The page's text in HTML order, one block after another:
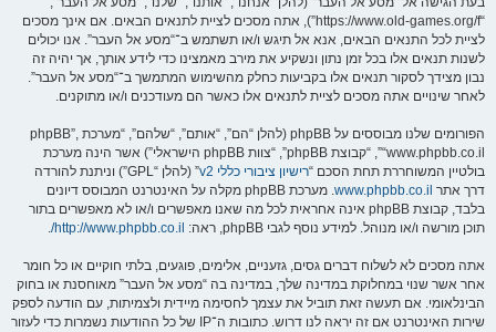
“https://www.old-games.org/f”), אתה מסכים לציית לתנאים הבאים. אם אינך מסכים
לציית לכל התנאים הבאים, אנא אל תיגש ו/או תשתמש ב־“מסע אל העבר”. אנו יכולים
לשנות תנאים אלו בכל זמן נתון ונשקיע את מירב מאמצינו כדי לידע אותך, אך יהיה זה
נבון מצידך לסקור תנאים אלו בקביעות כחלק מהשימוש המתמשך ב־“מסע אל העבר”.
לאחר שינויים אתה מסכים לציית לתנאים אלו כאשר הם מעודכנים ו/או מתוקנים.
הפורומים שלנו מבוססים על phpBB (להלן “הם”, “אותם”, “שלהם”, “מערכת phpBB”,
“www.phpbb.co.il”, “קבוצת phpBB”, “צוות phpBB הישראלי”) אשר הינה מערכת
בולטיין המשוחררת תחת הסכם “רישיון ציבורי כללי v2
” (להלן “GPL”) וניתנת להורדה
דרך אתר www.phpbb.co.il
. מערכת phpBB מקלה על האינטרנט המבוסס דיונים
בלבד, קבוצת phpBB אינה אחראית לכל מה שאנו מאפשרים ו/או לא מאפשרים בתור
תוכן מורשה ו/או מנוהל. למידע נוסף לגבי phpBB, ראה:
http://www.phpbb.co.il/
.
אתה מסכים לא לשלוח דברים גסים, גזעניים, אלימים, פוגעים, בלתי חוקיים או כל חומר
אחר אשר שנוי במחלוקת במדינה שלך, במדינה בה “מסע אל העבר” מאוחסנת או בחוק
הבינלאומי. אם תעשה זאת תוביל את עצמך לחסימה מיידית ולצמיתות, עם הודעה לספק
שירות האינטרנט אם זה יראה לנו דרוש. כתובות ה־IP של כל ההודעות נשמרות כדי לעזור